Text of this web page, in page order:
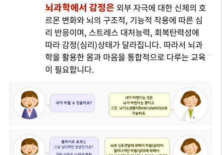
뇌과학에서 감정은 외부 자극에 대한 신체의 호
르몬 변화와 뇌의 구조적, 기능적 작용에 따른 심
리 반응이며, 스트레스 대처능력, 회복탄력성에
따라 감정(심리)상태가 달라집니다. 따라서 뇌과
학을 활용한 몸과 마음을 통합적으로 다루는 교육
이 필요합니다.